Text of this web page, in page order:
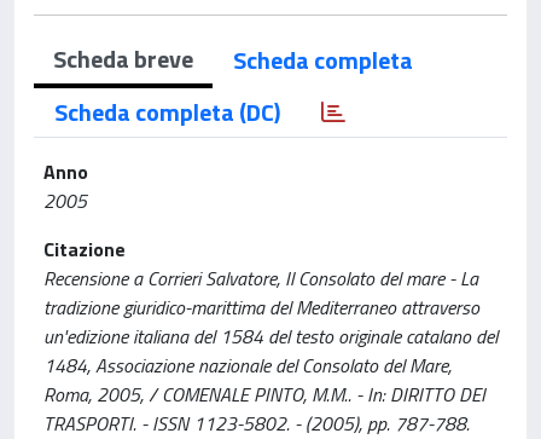
Scheda breve
Scheda completa
Scheda completa (DC)
Anno
2005
Citazione
Recensione a Corrieri Salvatore, Il Consolato del mare - La
tradizione giuridico-marittima del Mediterraneo attraverso
un'edizione italiana del 1584 del testo originale catalano del
1484, Associazione nazionale del Consolato del Mare,
Roma, 2005, / COMENALE PINTO, M.M.. - In: DIRITTO DEI
TRASPORTI. - ISSN 1123-5802. - (2005), pp. 787-788.